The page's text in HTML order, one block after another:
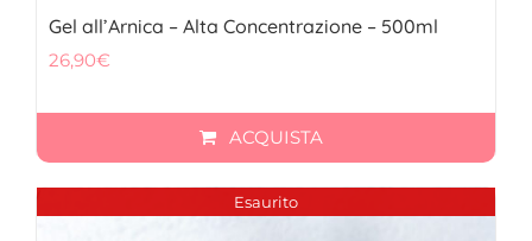
Gel all’Arnica – Alta Concentrazione – 500ml
26,90€
ACQUISTA
Esaurito